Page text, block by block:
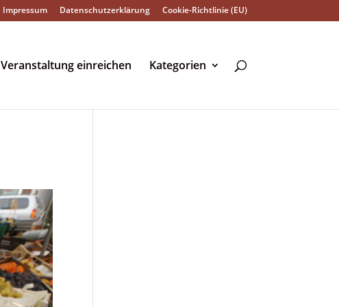
Impressum Datenschutzerklärung Cookie-Richtlinie (EU)
Veranstaltung einreichen Kategorien